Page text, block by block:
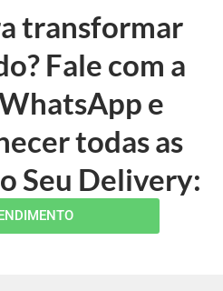
transformar
Fale com a
e
todas as
Seu Delivery: